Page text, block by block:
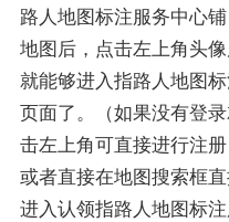
路人地图标注服务中心铺
地图后，点击左上角头
就能够进入指路人地图
页面了。（如果没有登
击左上角可直接进行注册
或者直接在地图搜索框
进入认领指路人地图标